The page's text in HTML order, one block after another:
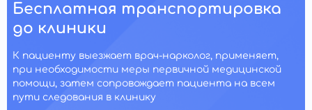
Бесплатная транспортировка
до клиники
К пациенту выезжает врач-нарколог, применяет,
при необходимости меры первичной медицинской
помощи, затем сопровождает пациента на всем
пути следования в клинику